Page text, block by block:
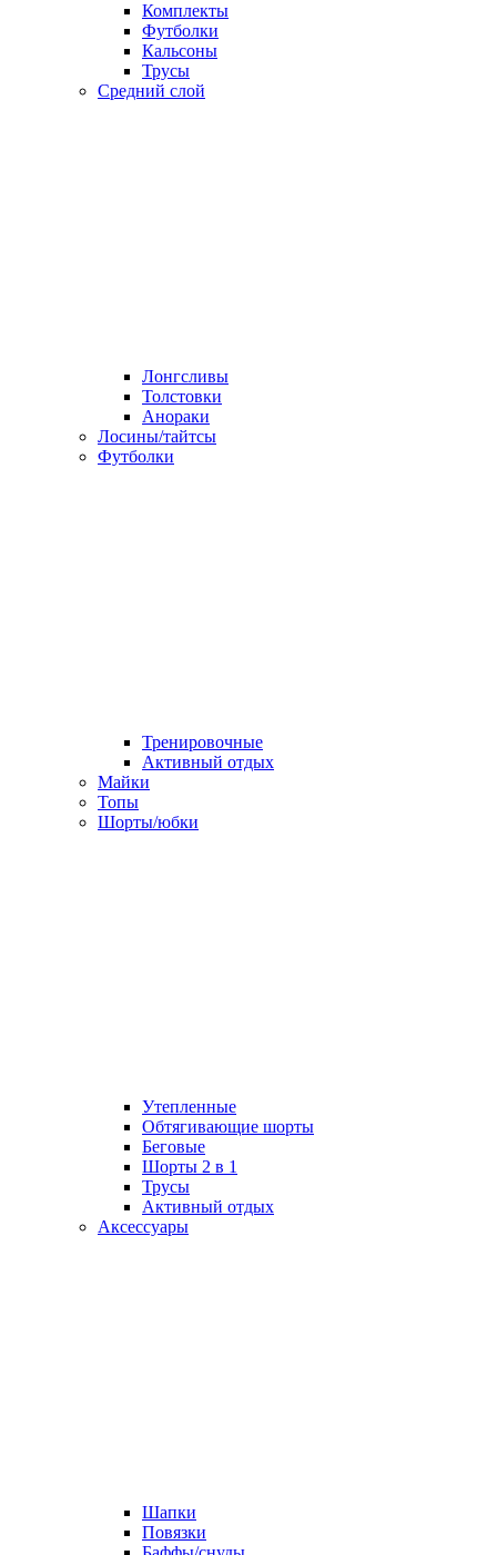
Комплекты
Футболки
Кальсоны
Трусы
Средний слой
Лонгсливы
Толстовки
Анораки
Лосины/тайтсы
Футболки
Тренировочные
Активный отдых
Майки
Топы
Шорты/юбки
Утепленные
Обтягивающие шорты
Беговые
Шорты 2 в 1
Трусы
Активный отдых
Аксессуары
Шапки
Повязки